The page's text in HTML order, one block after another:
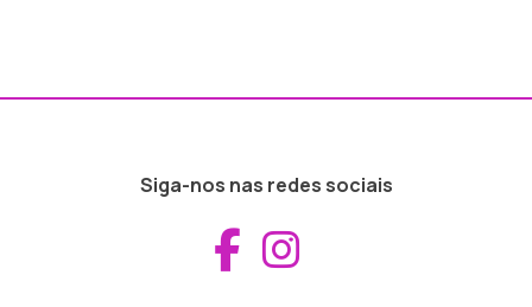
Siga-nos nas redes sociais
Aceder ao